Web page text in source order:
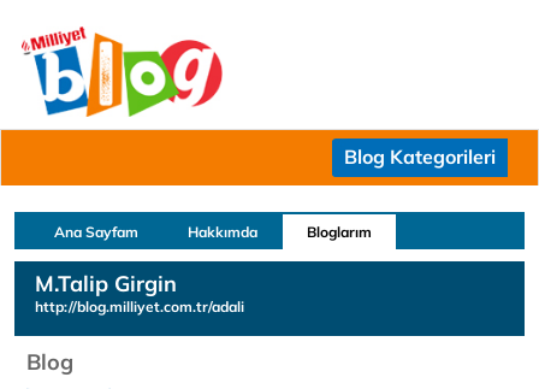
Blog Kategorileri
Ana Sayfam Hakkımda Bloglarım
M.Talip Girgin
http://blog.milliyet.com.tr/adali
Blog